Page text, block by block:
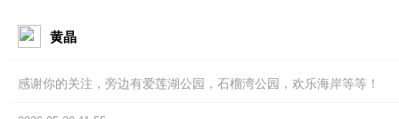
黄晶
感谢你的关注，旁边有爱莲湖公园，石榴湾公园，欢乐海岸等等！